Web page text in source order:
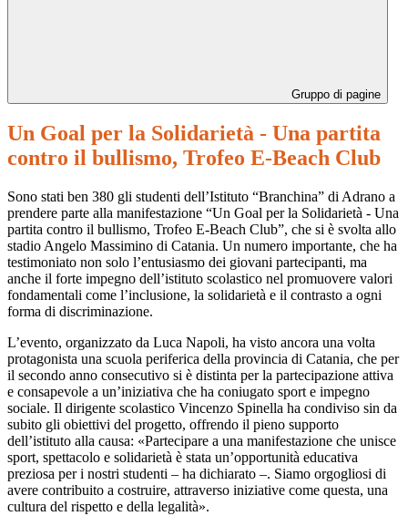
Gruppo di pagine
Un Goal per la Solidarietà - Una partita
contro il bullismo, Trofeo E-Beach Club
Sono stati ben 380 gli studenti dell’Istituto “Branchina” di Adrano a
prendere parte alla manifestazione “Un Goal per la Solidarietà - Una
partita contro il bullismo, Trofeo E-Beach Club”, che si è svolta allo
stadio Angelo Massimino di Catania. Un numero importante, che ha
testimoniato non solo l’entusiasmo dei giovani partecipanti, ma
anche il forte impegno dell’istituto scolastico nel promuovere valori
fondamentali come l’inclusione, la solidarietà e il contrasto a ogni
forma di discriminazione.
L’evento, organizzato da Luca Napoli, ha visto ancora una volta
protagonista una scuola periferica della provincia di Catania, che per
il secondo anno consecutivo si è distinta per la partecipazione attiva
e consapevole a un’iniziativa che ha coniugato sport e impegno
sociale. Il dirigente scolastico Vincenzo Spinella ha condiviso sin da
subito gli obiettivi del progetto, offrendo il pieno supporto
dell’istituto alla causa: «Partecipare a una manifestazione che unisce
sport, spettacolo e solidarietà è stata un’opportunità educativa
preziosa per i nostri studenti – ha dichiarato –. Siamo orgogliosi di
avere contribuito a costruire, attraverso iniziative come questa, una
cultura del rispetto e della legalità».